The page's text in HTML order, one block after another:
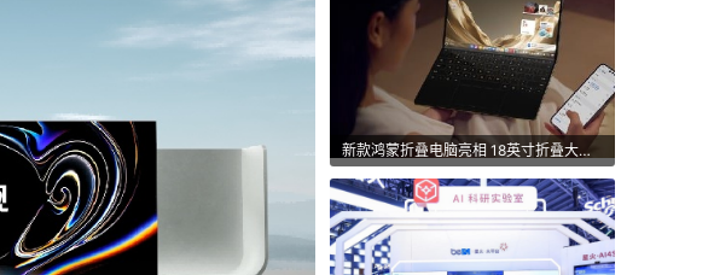
新款鸿蒙折叠电脑亮相 18英寸折叠大屏迈入原生手写时代